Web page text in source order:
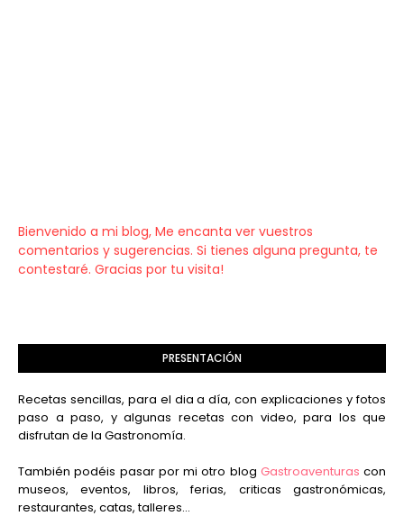
Bienvenido a mi blog, Me encanta ver vuestros
comentarios y sugerencias. Si tienes alguna pregunta, te
contestaré. Gracias por tu visita!
PRESENTACIÓN
Recetas sencillas, para el dia a día, con explicaciones y fotos
paso a paso, y algunas recetas con video, para los que
disfrutan de la Gastronomía.
También podéis pasar por mi otro blog Gastroaventuras con
museos, eventos, libros, ferias, criticas gastronómicas,
restaurantes, catas, talleres...